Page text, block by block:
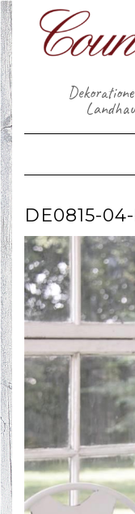
Skip
to
content
DE0815-